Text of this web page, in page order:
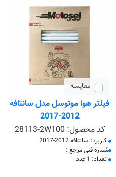
مقایسه
فیلتر هوا موتوسل مدل سانتافه
2012-2017
کد محصول: 28113-2W100
کاربرد: سانتافه 2012-2017
​شماره فنی مرجع :
تعداد: 1 عدد